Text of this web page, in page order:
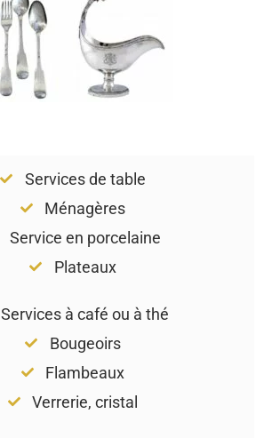
Services de table
Ménagères
Service en porcelaine
Plateaux
Services à café ou à thé
Bougeoirs
Flambeaux
Verrerie, cristal